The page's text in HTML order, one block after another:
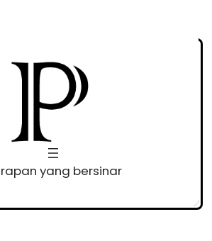
yang bersinar